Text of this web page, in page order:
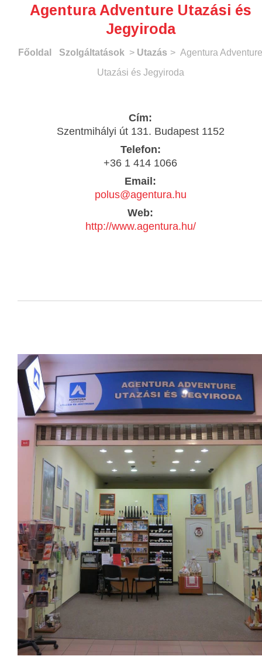
Agentura Adventure Utazási és
Jegyiroda
Főoldal Szolgáltatások > Utazás > Agentura Adventure
Utazási és Jegyiroda
Cím:
Szentmihályi út 131. Budapest 1152
Telefon:
+36 1 414 1066
Email:
polus@agentura.hu
Web:
http://www.agentura.hu/